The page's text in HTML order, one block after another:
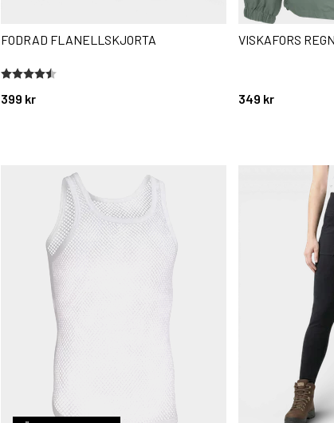
FODRAD FLANELLSKJORTA
399 kr
Betyg:
4.6 utav 5 stjärnor
VISKAFORS
349 kr